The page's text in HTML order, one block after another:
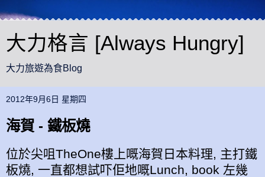
大力格言 [Always Hungry]
大力旅遊為食Blog
2012年9月6日 星期四
海賀 - 鐵板燒
位於尖咀TheOne樓上嘅海賀日本料理, 主打鐵
板燒, 一直都想試吓佢地嘅Lunch, book 左幾